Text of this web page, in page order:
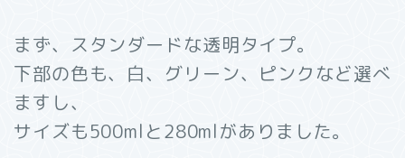
まず、スタンダードな透明タイプ。
下部の色も、白、グリーン、ピンクなど選べ
ますし、
サイズも500mlと280mlがありました。